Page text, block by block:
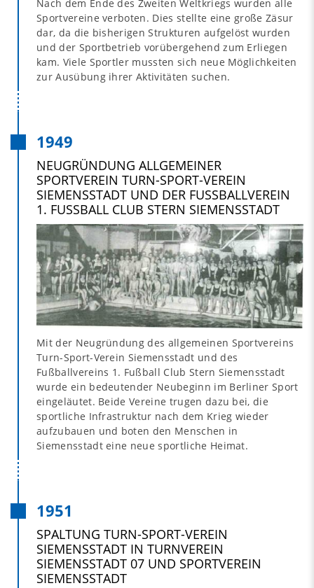
Nach dem Ende des Zweiten Weltkriegs wurden alle
Sportvereine verboten. Dies stellte eine große Zäsur
dar, da die bisherigen Strukturen aufgelöst wurden
und der Sportbetrieb vorübergehend zum Erliegen
kam. Viele Sportler mussten sich neue Möglichkeiten
zur Ausübung ihrer Aktivitäten suchen.
1949
NEUGRÜNDUNG ALLGEMEINER
SPORTVEREIN TURN-SPORT-VEREIN
SIEMENSSTADT UND DER FUSSBALLVEREIN 1
. FUSSBALL CLUB STERN SIEMENSSTADT
Mit der Neugründung des allgemeinen Sportvereins
Turn-Sport-Verein Siemensstadt und des
Fußballvereins 1. Fußball Club Stern Siemensstadt
wurde ein bedeutender Neubeginn im Berliner Sport
eingeläutet. Beide Vereine trugen dazu bei, die
sportliche Infrastruktur nach dem Krieg wieder
aufzubauen und boten den Menschen in
Siemensstadt eine neue sportliche Heimat.
1951
SPALTUNG TURN-SPORT-VEREIN
SIEMENSSTADT IN TURNVEREIN
SIEMENSSTADT 07 UND SPORTVEREIN
SIEMENSSTADT